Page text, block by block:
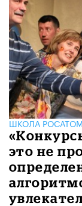
ШКОЛА
это не